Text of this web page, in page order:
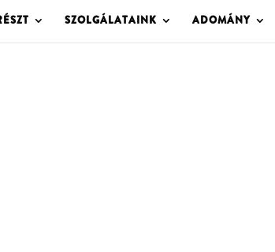
SZOLGÁLATAINK ADOMÁNY